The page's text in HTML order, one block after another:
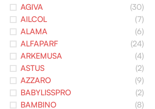
AGIVA
(30)
AILCOL
(7)
ALAMA
(6)
ALFAPARF
(24)
ARKEMUSA
(4)
ASTUS
(2)
AZZARO
(9)
BABYLISSPRO
(2)
BAMBINO
(8)